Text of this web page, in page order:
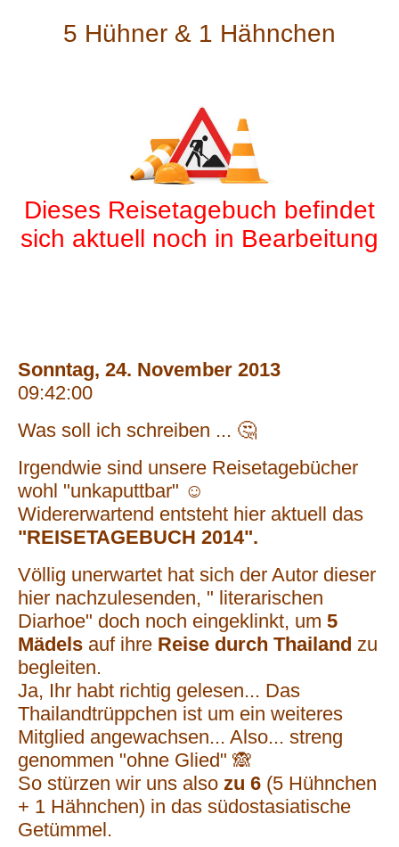
5 Hühner & 1 Hähnchen
Dieses Reisetagebuch befindet
sich aktuell noch in Bearbeitung
Sonntag, 24. November 2013
09:42:00
Was soll ich schreiben ... 🤔
Irgendwie sind unsere Reisetagebücher
wohl "unkaputtbar" ☺️
Widererwartend entsteht hier aktuell das
"REISETAGEBUCH 2014".
Völlig unerwartet hat sich der Autor dieser
hier nachzulesenden, " literarischen
Diarhoe" doch noch eingeklinkt, um 5
Mädels auf ihre Reise durch Thailand zu
begleiten.
Ja, Ihr habt richtig gelesen... Das
Thailandtrüppchen ist um ein weiteres
Mitglied angewachsen... Also... streng
genommen "ohne Glied" 🙈
So stürzen wir uns also zu 6 (5 Hühnchen
+ 1 Hähnchen) in das südostasiatische
Getümmel.